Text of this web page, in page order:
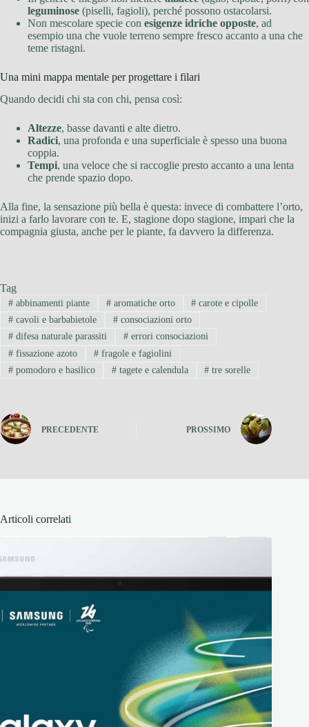
leguminose (piselli, fagioli), perché possono ostacolarsi.
Non mescolare specie con esigenze idriche opposte, ad
esempio una che vuole terreno sempre fresco accanto a una che
teme ristagni.
Una mini mappa mentale per progettare i filari
Quando decidi chi sta con chi, pensa così:
Altezze, basse davanti e alte dietro.
Radici, una profonda e una superficiale è spesso una buona
coppia.
Tempi, una veloce che si raccoglie presto accanto a una lenta
che prende spazio dopo.
Alla fine, la sensazione più bella è questa: invece di combattere l’orto,
inizi a farlo lavorare con te. E, stagione dopo stagione, impari che la
compagnia giusta, anche per le piante, fa davvero la differenza.
Tag
#abbinamenti piante #aromatiche orto # carote e cipolle
#cavoli e barbabietole #consociazioni orto
#difesa naturale parassiti #errori consociazioni
#fissazione azoto #fragole e fagiolini
#pomodoro e basilico #tagete e calendula # tre sorelle
PRECEDENTE PROSSIMO
Articoli correlati